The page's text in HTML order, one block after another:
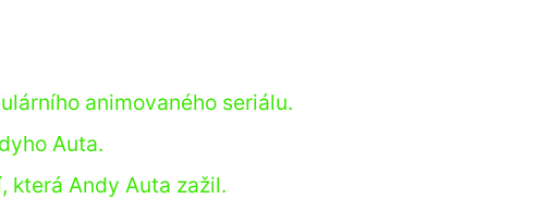
animovaného seriálu.
Auta.
která Andy Auta zažil.